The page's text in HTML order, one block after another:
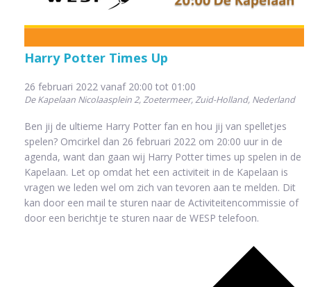
Harry Potter Times Up
26 februari 2022 vanaf 20:00 tot 01:00
De Kapelaan Nicolaasplein 2, Zoetermeer, Zuid-Holland, Nederland
Ben jij de ultieme Harry Potter fan en hou jij van spelletjes
spelen? Omcirkel dan 26 februari 2022 om 20:00 uur in de
agenda, want dan gaan wij Harry Potter times up spelen in de
Kapelaan. Let op omdat het een activiteit in de Kapelaan is
vragen we leden wel om zich van tevoren aan te melden. Dit
kan door een mail te sturen naar de Activiteitencommissie of
door een berichtje te sturen naar de WESP telefoon.